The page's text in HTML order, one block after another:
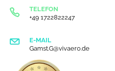
TELEFON
+49 1722822247
E-MAIL
Gamst.G@vivaero.de